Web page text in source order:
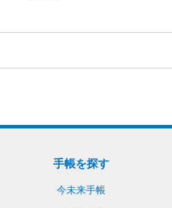
手帳を探す
今未来手帳